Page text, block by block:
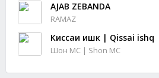
AJAB ZEBANDA
RAMAZ
Киссаи ишк | Qissai ishq
Шон МС | Shon MC